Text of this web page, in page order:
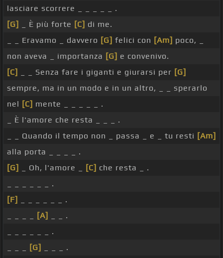
lasciare scorrere _ _ _ _ _ .
[G]
_ È più forte [C] di me.
_ _ Eravamo _ davvero [G] felici con [Am] poco, _
non aveva _ importanza [G] e convenivo.
[C]
_ _ Senza fare i giganti e giurarsi per [G]
sempre, ma in un modo e in un altro, _ _ sperarlo
nel [C] mente _ _ _ _ _ .
_ È l'amore che resta _ _ _ .
_ _ Quando il tempo non _ passa _ e _ tu resti [Am]
alla porta _ _ _ _ .
[G]
_ Oh, l'amore _ [C] che resta _ .
_ _ _ _ _ _ .
[F]
_ _ _ _ _ _ .
[A]
_ _ .
_ _ _ _ _ _ .
[G]
_ _ _ .